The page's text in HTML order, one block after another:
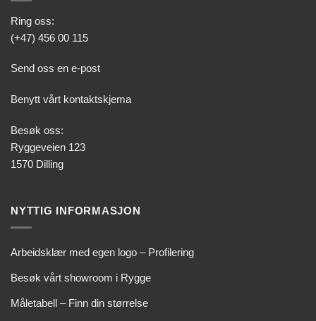
Ring oss:
(+47) 456 00 115
Send oss en e-post
Benytt vårt kontaktskjema
Besøk oss:
Ryggeveien 123
1570 Dilling
NYTTIG INFORMASJON
Arbeidsklær med egen logo – Profilering
Besøk vårt showroom i Rygge
Måletabell – Finn din størrelse